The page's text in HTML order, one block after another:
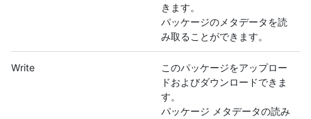
きます。
パッケージのメタデータを読
み取ることができます。
Write
このパッケージをアップロー
ドおよびダウンロードできま
す。
パッケージ メタデータの読み